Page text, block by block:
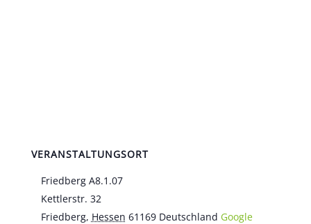
VERANSTALTUNGSORT
Friedberg A8.1.07
Kettlerstr. 32
Friedberg, Hessen 61169 Deutschland Google